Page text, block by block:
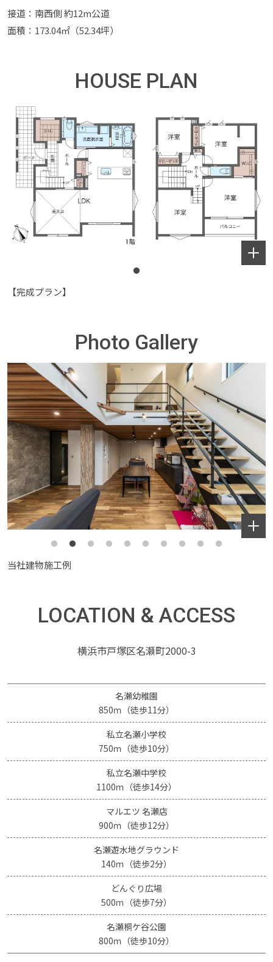
接道：南西側 約12m公道
面積：173.04㎡（52.34坪）
HOUSE PLAN
【完成プラン】
Photo Gallery
当社建物施工例
LOCATION & ACCESS
横浜市戸塚区名瀬町2000-3
名瀬幼稚園
850ｍ（徒歩11分）
私立名瀬小学校
750ｍ（徒歩10分）
私立名瀬中学校
1100ｍ（徒歩14分）
マルエツ 名瀬店
900ｍ（徒歩12分）
名瀬遊水地グラウンド
140ｍ（徒歩2分）
どんぐり広場
500ｍ（徒歩7分）
名瀬桐ケ谷公園
800ｍ（徒歩10分）